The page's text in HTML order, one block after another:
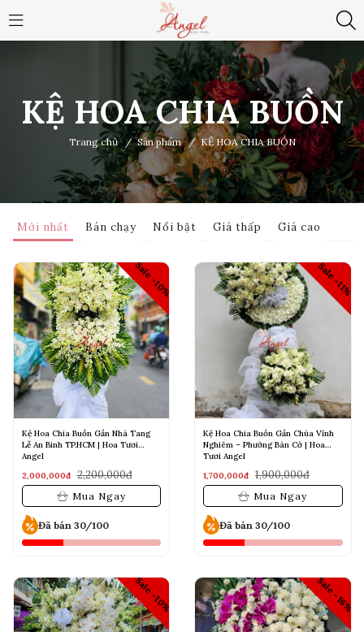
KỆ HOA CHIA BUỒN
Trang chủ / Sản phẩm / KỆ HOA CHIA BUỒN
Mới nhất Bán chạy Nổi bật Giá thấp Giá cao
Sale -10%
Kệ Hoa Chia Buồn Gần Nhà Tang
Lễ An Bình TP.HCM | Hoa Tươi
Angel
2,000,000đ
2,200,000đ
Mua Ngay
Đã bán 30/100
Sale -11%
Kệ Hoa Chia Buồn Gần Chùa Vĩnh
Nghiêm – Phường Bàn Cờ | Hoa
Tươi Angel
1,700,000đ
1,900,000đ
Mua Ngay
Đã bán 30/100
Sale -10% Sale -16%